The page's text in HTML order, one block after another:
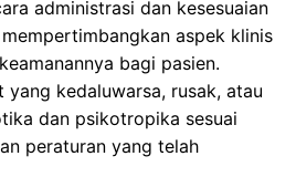
administrasi dan kesesuaian
aspek klinis
bagi pasien.
yang kedaluwarsa, rusak, atau
dan psikotropika sesuai
peraturan yang telah